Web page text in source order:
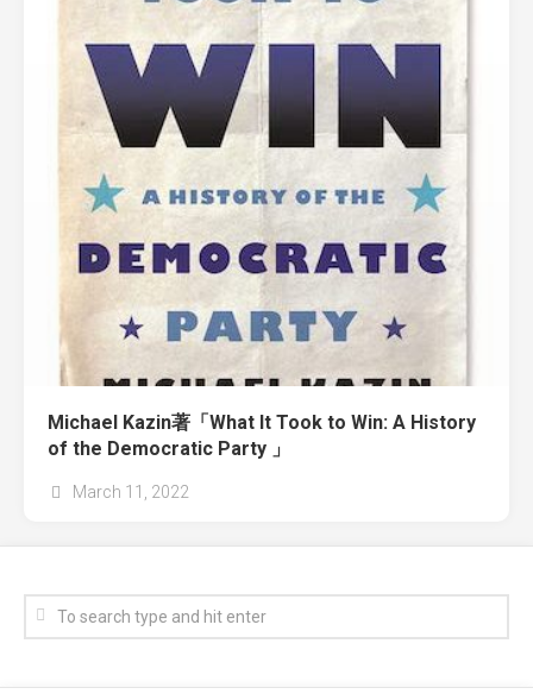
Michael Kazin著「What It Took to Win: A History
of the Democratic Party 」
March 11, 2022